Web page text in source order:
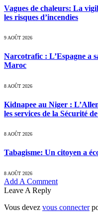
Vagues de chaleurs: La
les risques d’incendies
9 AOÛT 2026
Narcotrafic : L’Espagne a
Maroc
8 AOÛT 2026
Kidnapee au Niger :
les services de la Sécurité
8 AOÛT 2026
Tabagisme: Un citoyen a
8 AOÛT 2026
Add A Comment
Leave A Reply
Vous devez vous connecter